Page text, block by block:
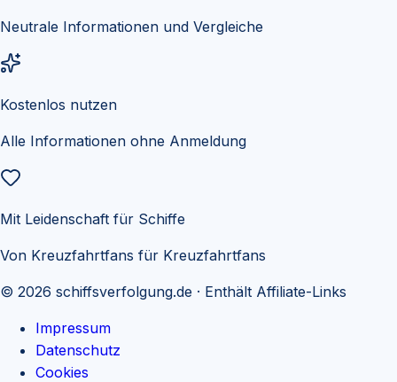
Neutrale Informationen und Vergleiche
Kostenlos nutzen
Alle Informationen ohne Anmeldung
Mit Leidenschaft für Schiffe
Von Kreuzfahrtfans für Kreuzfahrtfans
© 2026 schiffsverfolgung.de · Enthält Affiliate-Links
Impressum
Datenschutz
Cookies